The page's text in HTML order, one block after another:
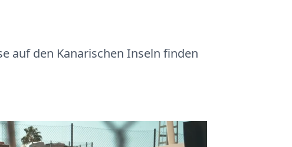
auf den Kanarischen Inseln finden